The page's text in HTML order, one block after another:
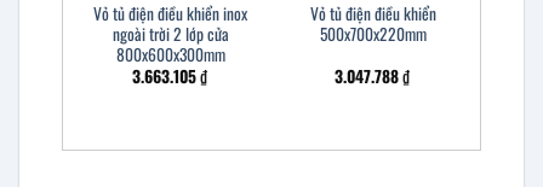
Vỏ tủ điện điều khiển inox
ngoài trời 2 lớp cửa
800x600x300mm
3.663.105₫
Vỏ tủ điện điều khiển
500x700x220mm
3.047.788₫